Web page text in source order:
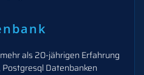
als 20-jährigen Erfahrung
Datenbanken